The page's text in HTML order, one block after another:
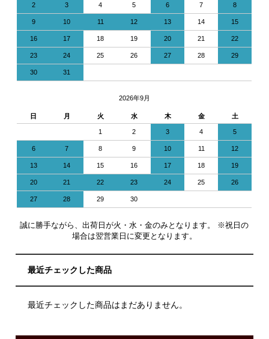
2 3 4 5 6 7 8
9 10 11 12 13 14 15
16 17 18 19 20 21 22
23 24 25 26 27 28 29
30 31
2026年9月
日 月 火 水 木 金 土
1 2 3 4 5
6 7 8 9 10 11 12
13 14 15 16 17 18 19
20 21 22 23 24 25 26
27 28 29 30
誠に勝手ながら、出荷日が火・水・金のみとなります。 ※祝日の
場合は翌営業日に変更となります。
最近チェックした商品
最近チェックした商品はまだありません。